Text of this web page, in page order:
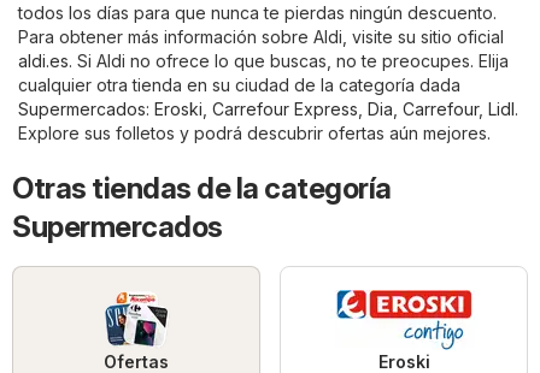
todos los días para que nunca te pierdas ningún descuento.
Para obtener más información sobre Aldi, visite su sitio oficial
aldi.es. Si Aldi no ofrece lo que buscas, no te preocupes. Elija
cualquier otra tienda en su ciudad de la categoría dada
Supermercados: Eroski Carrefour Express Dia Carrefour, Lidl.
Explore sus folletos y podrá descubrir ofertas aún mejores.
Otras tiendas de la categoría
Supermercados
Ofertas Eroski